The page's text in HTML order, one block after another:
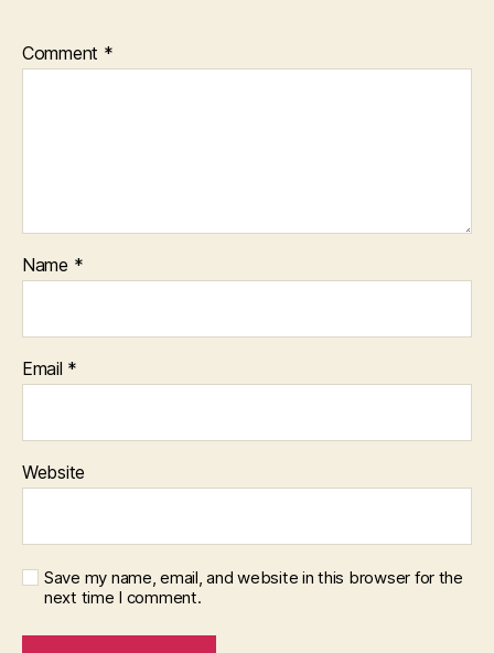
Comment *
Name *
Email *
Website
Save my name, email, and website in this browser for the
next time I comment.